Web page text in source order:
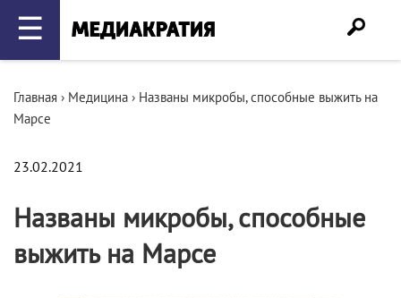
☰
Главная › Медицина › Названы микробы, способные выжить на
Марсе
23.02.2021
Названы микробы, способные
выжить на Марсе